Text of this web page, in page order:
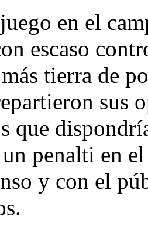
en el
escaso
tierra de
sus
que
penalti en
y con el